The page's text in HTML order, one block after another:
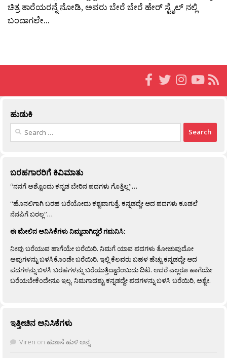
ಚಿತ್ರ ತಾರೆಯರನ್ನೆ ನೋಡಿ, ಅವರು ಬೇರೆ ಬೇರೆ ಹೇರ್ ಸ್ಟೈಲ್ ನಲ್ಲಿ
ಬಂದಾಗಲೇ...
ಹುಡುಕಿ
Search
ಬರಹಗಾರರಿಗೆ ಕಿವಿಮಾತು
“ನನಗೆ ಅಶ್ಟೊಂದು ಕನ್ನಡ ಬೇರಿನ ಪದಗಳು ಗೊತ್ತಿಲ್ಲ”…
“ಹೊನಲಿಗಾಗಿ ಬರಹ ಬರೆಯೋದು ಕಶ್ಟವಾಗುತ್ತೆ. ಕನ್ನಡದ್ದೇ ಆದ ಪದಗಳು ಕೂಡಲೆ
ನೆನಪಿಗೆ ಬರಲ್ಲ”…
ಈ ಮೇಲಿನ ಅನಿಸಿಕೆಗಳು ನಿಮ್ಮದಾಗಿದ್ದರೆ ಗಮನಿಸಿ:
ನೀವು ಬರೆಯುವ ಹಾಗೆಯೇ ಬರೆಯಿರಿ. ನಿಮಗೆ ಯಾವ ಪದಗಳು ತೋಚುವುದೋ
ಅವುಗಳನ್ನು ಬಳಸಿಕೊಂಡೇ ಬರೆಯಿರಿ. ಇಲ್ಲಿ ಕೆಲವರು ಬಹಳ ಹೆಚ್ಚು ಕನ್ನಡದ್ದೇ ಆದ
ಪದಗಳನ್ನು ಬಳಸಿ ಬರಹಗಳನ್ನು ಬರೆಯುತ್ತಿದ್ದಾರೆಂಬುದು ದಿಟ. ಆದರೆ ಎಲ್ಲರೂ ಹಾಗೆಯೇ
ಬರೆಯಬೇಕೆಂದೇನೂ ಇಲ್ಲ. ನಿಮಗಾದಶ್ಟು ಕನ್ನಡದ್ದೇ ಪದಗಳನ್ನು ಬಳಸಿ ಬರೆಯಿರಿ, ಅಶ್ಟೇ.
ಇತ್ತೀಚಿನ ಅನಿಸಿಕೆಗಳು
Viren on ಹುಣಸೆ ಹುಳಿ ಅನ್ನ